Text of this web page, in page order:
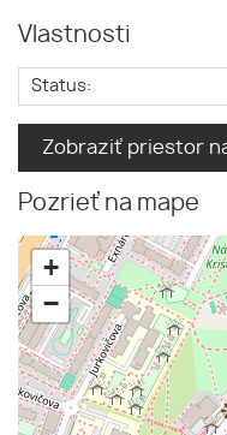
Vlastnosti
Status:
Zobraziť priestor
Pozrieť na mape
+
−